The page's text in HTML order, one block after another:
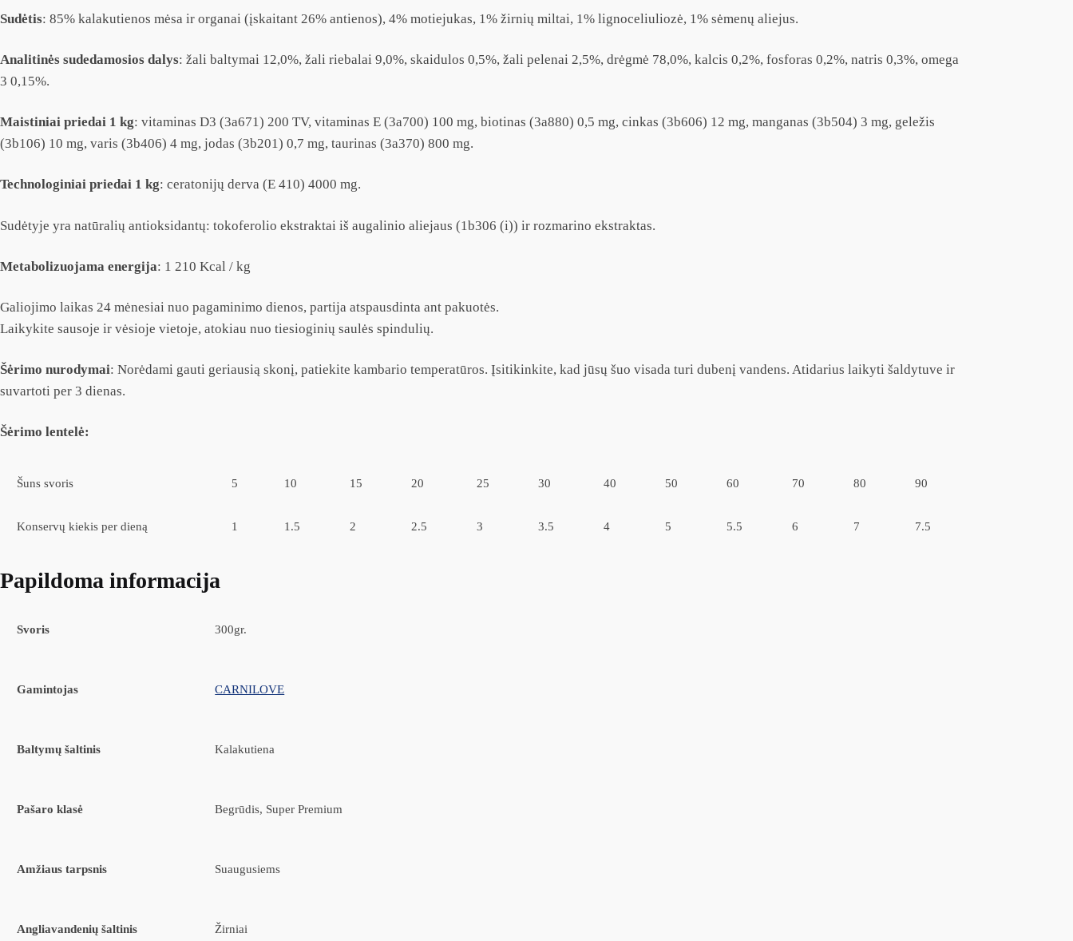
Sudėtis: 85% kalakutienos mėsa ir organai (įskaitant 26% antienos), 4% motiejukas, 1% žirnių miltai, 1% lignoceliuliozė, 1% sėmenų aliejus.
Analitinės sudedamosios dalys: žali baltymai 12,0%, žali riebalai 9,0%, skaidulos 0,5%, žali pelenai 2,5%, drėgmė 78,0%, kalcis 0,2%, fosforas 0,2%, natris 0,3%, omega
3 0,15%.
Maistiniai priedai 1 kg: vitaminas D3 (3a671) 200 TV, vitaminas E (3a700) 100 mg, biotinas (3a880) 0,5 mg, cinkas (3b606) 12 mg, manganas (3b504) 3 mg, geležis
(3b106) 10 mg, varis (3b406) 4 mg, jodas (3b201) 0,7 mg, taurinas (3a370) 800 mg.
Technologiniai priedai 1 kg: ceratonijų derva (E 410) 4000 mg.
Sudėtyje yra natūralių antioksidantų: tokoferolio ekstraktai iš augalinio aliejaus (1b306 (i)) ir rozmarino ekstraktas.
Metabolizuojama energija: 1 210 Kcal / kg
Galiojimo laikas 24 mėnesiai nuo pagaminimo dienos, partija atspausdinta ant pakuotės.
Laikykite sausoje ir vėsioje vietoje, atokiau nuo tiesioginių saulės spindulių.
Šėrimo nurodymai: Norėdami gauti geriausią skonį, patiekite kambario temperatūros. Įsitikinkite, kad jūsų šuo visada turi dubenį vandens. Atidarius laikyti šaldytuve ir
suvartoti per 3 dienas.
Šėrimo lentelė:
Šuns svoris 5 10 15 20 25 30 40 50 60 70 80 90
Konservų kiekis per dieną 1 1.5 2 2.5 3 3.5 4 5 5.5 6 7 7.5
Papildoma informacija
Svoris 300gr.
Gamintojas CARNILOVE
Baltymų šaltinis Kalakutiena
Pašaro klasė Begrūdis, Super Premium
Amžiaus tarpsnis Suaugusiems
Angliavandenių šaltinis Žirniai